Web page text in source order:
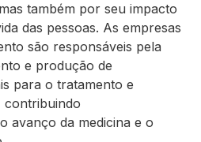
também por seu impacto
das pessoas. As empresas
são responsáveis pela
e produção de
para o tratamento e
contribuindo
avanço da medicina e o